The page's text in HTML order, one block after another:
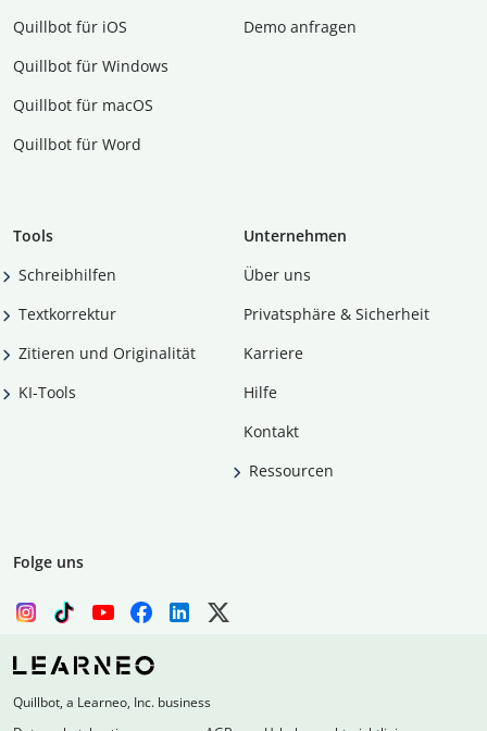
Quillbot für iOS
Quillbot für Windows
Quillbot für macOS
Quillbot für Word
Demo anfragen
Tools
Schreibhilfen
Textkorrektur
Zitieren und Originalität
KI-Tools
Unternehmen
Über uns
Privatsphäre & Sicherheit
Karriere
Hilfe
Kontakt
Ressourcen
Folge uns
Quillbot, a Learneo, Inc. business